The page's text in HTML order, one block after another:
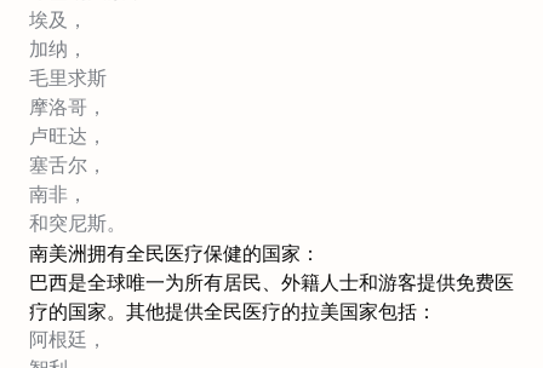
埃及，
加纳，
毛里求斯
摩洛哥，
卢旺达，
塞舌尔，
南非，
和突尼斯。
南美洲拥有全民医疗保健的国家：
巴西是全球唯一为所有居民、外籍人士和游客提供免费医
疗的国家。其他提供全民医疗的拉美国家包括：
阿根廷，